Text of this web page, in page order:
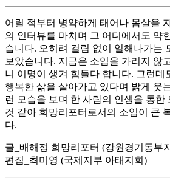
어릴 적부터 병약하게 태어나 몸살을
의 인터뷰를 마치며 그 어디에서도 약
습니다. 오히려 걸림 없이 일해나가는
보았습니다. 지금은 소임을 가리지 않
니 이명이 생겨 힘들다 합니다. 그런데
행복한 삶을 살아가고 있다며 밝게 웃
런 모습을 보며 한 사람의 인생을 통한
것 같아 희망리포터로서의 소임이 큰
다.
글_배해정 희망리포터 (강원경기동부
편집_최미영 (국제지부 아태지회)